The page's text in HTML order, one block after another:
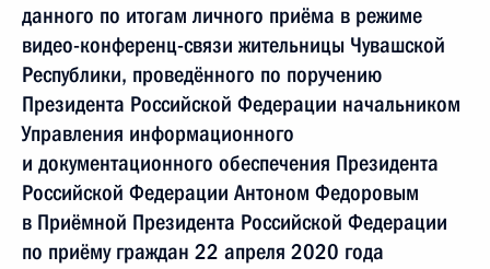
данного по итогам личного приёма в режиме
видео-конференц-связи жительницы Чувашской
Республики, проведённого по поручению
Президента Российской Федерации начальником
Управления информационного
и документационного обеспечения Президента
Российской Федерации Антоном Федоровым
в Приёмной Президента Российской Федерации
по приёму граждан 22 апреля 2020 года